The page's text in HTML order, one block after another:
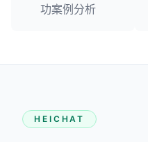
功案例分析
HEICHAT